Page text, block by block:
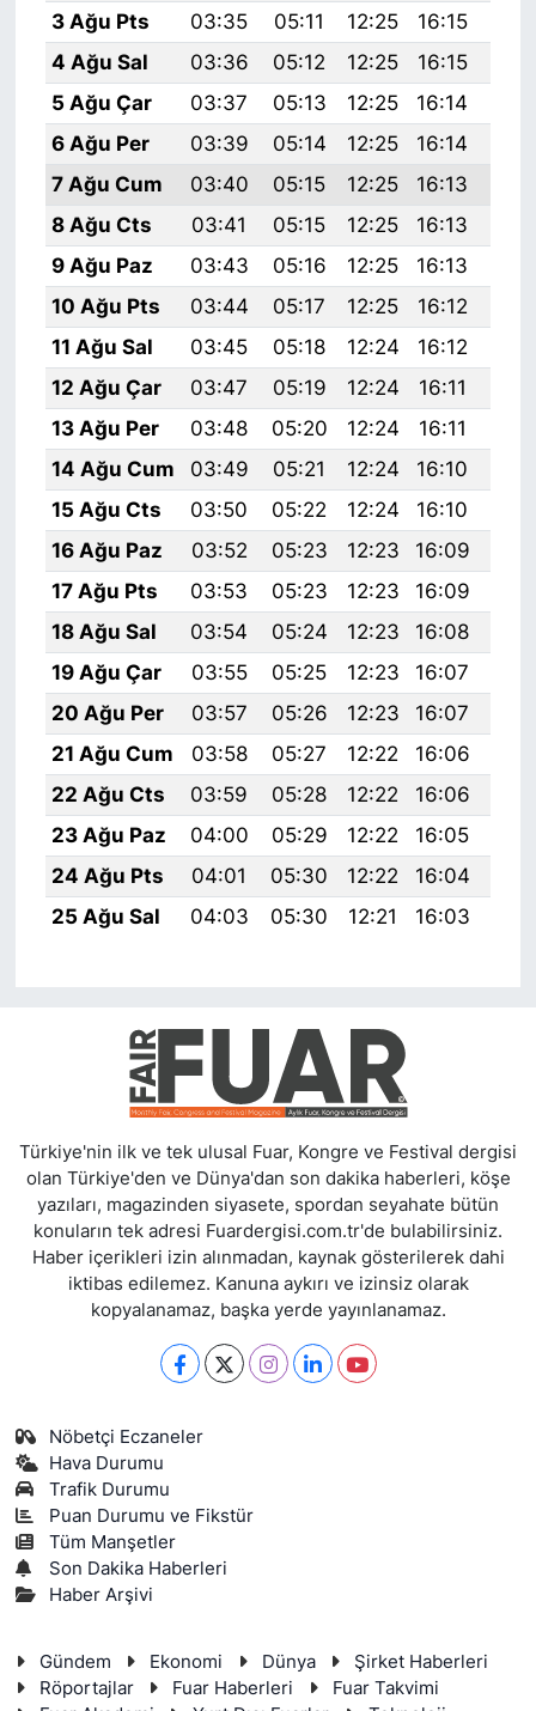
3 Ağu Pts
03:35 05:11 12:25 16:15
4 Ağu Sal
03:36 05:12 12:25 16:15
5 Ağu Çar
03:37 05:13 12:25 16:14
6 Ağu Per
03:39 05:14 12:25 16:14
7 Ağu Cum
03:40 05:15 12:25 16:13
8 Ağu Cts
03:41 05:15 12:25 16:13
9 Ağu Paz
03:43 05:16 12:25 16:13
10 Ağu Pts
03:44 05:17 12:25 16:12
11 Ağu Sal
03:45 05:18 12:24 16:12
12 Ağu Çar
03:47 05:19 12:24 16:11
13 Ağu Per
03:48 05:20 12:24 16:11
14 Ağu Cum
03:49 05:21 12:24 16:10
15 Ağu Cts
03:50 05:22 12:24 16:10
16 Ağu Paz
03:52 05:23 12:23 16:09
17 Ağu Pts
03:53 05:23 12:23 16:09
18 Ağu Sal
03:54 05:24 12:23 16:08
19 Ağu Çar
03:55 05:25 12:23 16:07
20 Ağu Per
03:57 05:26 12:23 16:07
21 Ağu Cum
03:58 05:27 12:22 16:06
22 Ağu Cts
03:59 05:28 12:22 16:06
23 Ağu Paz
04:00 05:29 12:22 16:05
24 Ağu Pts
04:01 05:30 12:22 16:04
25 Ağu Sal
04:03 05:30 12:21 16:03
Türkiye'nin ilk ve tek ulusal Fuar, Kongre ve Festival dergisi
olan Türkiye'den ve Dünya'dan son dakika haberleri, köşe
yazıları, magazinden siyasete, spordan seyahate bütün
konuların tek adresi Fuardergisi.com.tr'de bulabilirsiniz.
Haber içerikleri izin alınmadan, kaynak gösterilerek dahi
iktibas edilemez. Kanuna aykırı ve izinsiz olarak
kopyalanamaz, başka yerde yayınlanamaz.
Nöbetçi Eczaneler
Hava Durumu
Trafik Durumu
Puan Durumu ve Fikstür
Tüm Manşetler
Son Dakika Haberleri
Haber Arşivi
Gündem Ekonomi Dünya
Şirket Haberleri
Röportajlar
Fuar Haberleri
Fuar Takvimi